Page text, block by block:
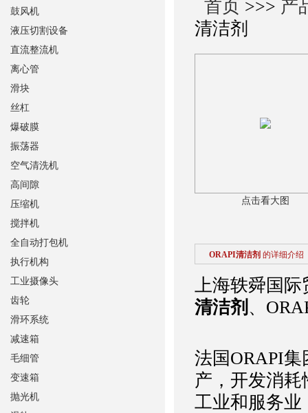
首页 >>> 产
清洁剂
点击看大图
ORAPI清洁剂 的详细介绍
上海轶舜国际
清洁剂 、
法国ORAPI
产，开发消
工业和服务业
鼓风机
液压切割设备
直流整流机
离心管
滑块
丝杠
爆破膜
振荡器
空气清洗机
高间隙
压缩机
搅拌机
全自动打包机
执行机构
工业摄像头
齿轮
滑环系统
减速箱
毛细管
变速箱
抛光机